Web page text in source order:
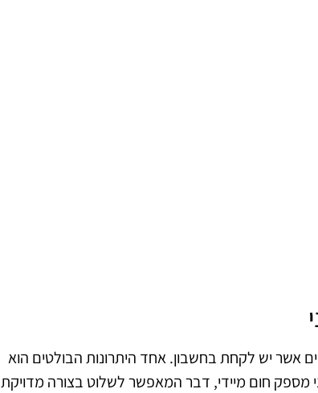
אשר יש לקחת בחשבון. אחד היתרונות הבולטים הוא
מספק חום מיידי, דבר המאפשר לשלוט בצורה מדויקת